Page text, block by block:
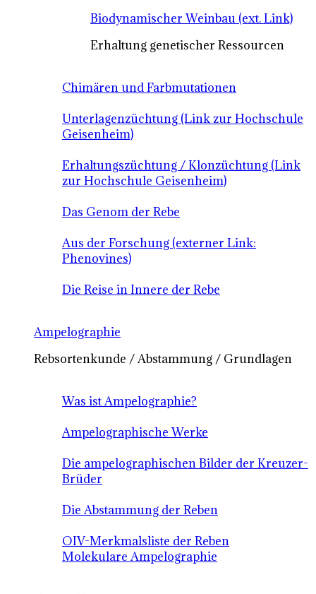
Biodynamischer Weinbau (ext. Link)
Erhaltung genetischer Ressourcen
Chimären und Farbmutationen
Unterlagenzüchtung (Link zur Hochschule
Geisenheim)
Erhaltungszüchtung / Klonzüchtung (Link
zur Hochschule Geisenheim)
Das Genom der Rebe
Aus der Forschung (externer Link:
Phenovines)
Die Reise in Innere der Rebe
Ampelographie
Rebsortenkunde / Abstammung / Grundlagen
Was ist Ampelographie?
Ampelographische Werke
Die ampelographischen Bilder der Kreuzer-
Brüder
Die Abstammung der Reben
OIV-Merkmalsliste der Reben
Molekulare Ampelographie